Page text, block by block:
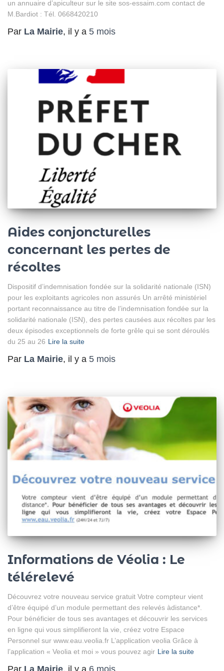
un annuaire d’apiculteur sur le site sos-essaim.com contact de
M.Bardiot : Tél. 0668420210
Par La Mairie, il y a 5 mois
Aides conjoncturelles
concernant les pertes de
récoltes
Dispositif d’indemnisation fondée sur la solidarité nationale (ISN)
pour les exploitants agricoles non assurés Un arrêté ministériel
portant reconnaissance au titre de l’indemnisation fondée sur la
solidarité nationale (ISN), des pertes causées aux récoltes par les
deux épisodes exceptionnels de forte grêle qui se sont déroulés
du 25 au 26 Lire la suite
Par La Mairie, il y a 5 mois
Informations de Véolia : Le
télérelevé
Découvrez votre nouveau service gratuit Votre compteur vient
d’être équipé d’un module permettant des relevés àdistance*.
Pour bénéficier de tous ses avantages et découvrir les services
en ligne qui vous simplifieront la vie, créez votre Espace
Personnel sur www.eau.veolia.fr L’application veolia Grâce à
l’application « Veolia et moi » vous pouvez agir Lire la suite
Par La Mairie, il y a 6 mois